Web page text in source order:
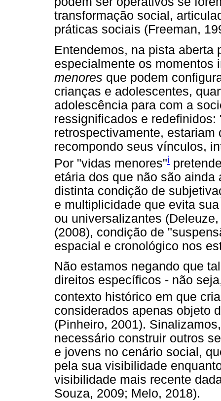
transformação social,
práticas sociais (Freeman,
Entendemos, na pista aberta
especialmente os
menores que podem
crianças e adolescentes,
adolescência para com a
ressignificados e
retrospectivamente,
recompondo seus vínculos,
Por "vidas menores"i
etária dos que não são
distinta condição de
e multiplicidade que evita
ou universalizantes
(2008), condição de
espacial e cronológico nos
Não estamos negando que
direitos específicos - não
contexto histórico em que
considerados apenas objeto
(Pinheiro, 2001).
necessário construir outros
e jovens no cenário social,
pela sua visibilidade
visibilidade mais recente
Souza, 2009; Melo, 2018).